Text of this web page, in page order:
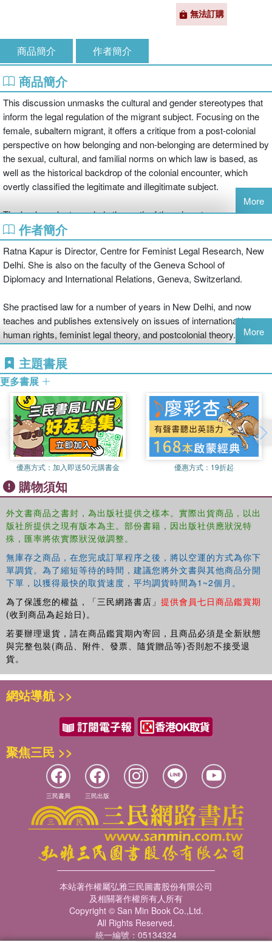
無法訂購
商品簡介 作者簡介
商品簡介
This discussion unmasks the cultural and gender stereotypes that
inform the legal regulation of the migrant subject. Focusing on the
female, subaltern migrant, it offers a critique from a post-colonial
perspective on how belonging and non-belonging are determined by
the sexual, cultural, and familial norms on which law is based, as
well as the historical backdrop of the colonial encounter, which
overtly classified the legitimate and illegitimate subject.
The book seeks to explode the myth of the migrant as coerced into
movement, and unpacks the complex material, historical, and
normative factors that produce insiders and outsiders, those who
count and those who do not. While it foregrounds the migrant within
the context of South Asia, it raises issues that are of contemporary
global concern.
More
作者簡介
Ratna Kapur is Director, Centre for Feminist Legal Research, New
Delhi. She is also on the faculty of the Geneva School of
Diplomacy and International Relations, Geneva, Switzerland.
She practised law for a number of years in New Delhi, and now
teaches and publishes extensively on issues of international law,
human rights, feminist legal theory, and postcolonial theory.
More
主題書展
更多書展
優惠方式： 加入即送50元購書金 優惠方式： 19折起
購物須知
外文書商品之書封，為出版社提供之樣本。實際出貨商品，以出
版社所提供之現有版本為主。部份書籍，因出版社供應狀況特
殊，匯率將依實際狀況做調整。
無庫存之商品，在您完成訂單程序之後，將以空運的方式為你下
單調貨。為了縮短等待的時間，建議您將外文書與其他商品分開
下單，以獲得最快的取貨速度，平均調貨時間為1~2個月。
為了保護您的權益，「三民網路書店」 提供會員七日商品鑑賞期
(收到商品為起始日)。
若要辦理退貨，請在商品鑑賞期內寄回，且商品必須是全新狀態
與完整包裝(商品、附件、發票、隨貨贈品等)否則恕不接受退
貨。
網站導航 >>
聚焦三民 >>
三民書局 三民出版
本站著作權屬弘雅三民圖書股份有限公司
及相關著作權所有人所有
Copyright © San Min Book Co.,Ltd.
All Rights Reserved.
統一編號：05134324